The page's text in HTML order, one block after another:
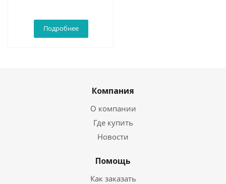
Подробнее
Компания
О компании
Где купить
Новости
Помощь
Как заказать